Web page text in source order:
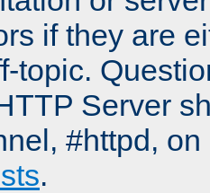
if they are
topic.
Server
#httpd,
.